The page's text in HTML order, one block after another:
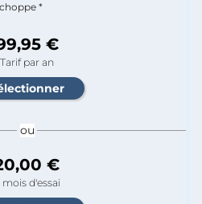
*
€
Tarif par an
ou
€
mois d'essai